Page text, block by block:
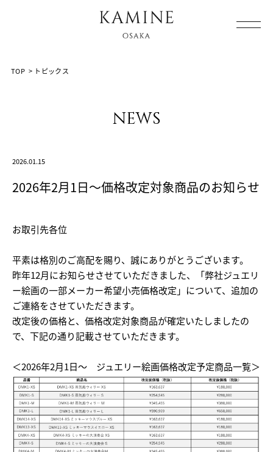
TOP > トピックス
news
2026.01.15
2026年2月1日～価格改定対象商品のお知らせ
お取引先各位
平素は格別のご高配を賜り、誠にありがとうございます。
昨年12月にお知らせさせていただきました、
「弊社ジュエリ
ー絵画の一部メーカー希望小売価格改定」 について、追加の
ご連絡をさせていただきます。
改定後の価格と、価格改定対象商品が確定いたしましたの
で、下記の通り記載させていただきます。
＜2026年2月1日～ ジュエリー絵画価格改定予定商品一覧＞